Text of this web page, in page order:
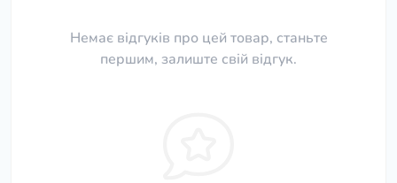
Немає відгуків про цей товар, станьте
першим, залиште свій відгук.